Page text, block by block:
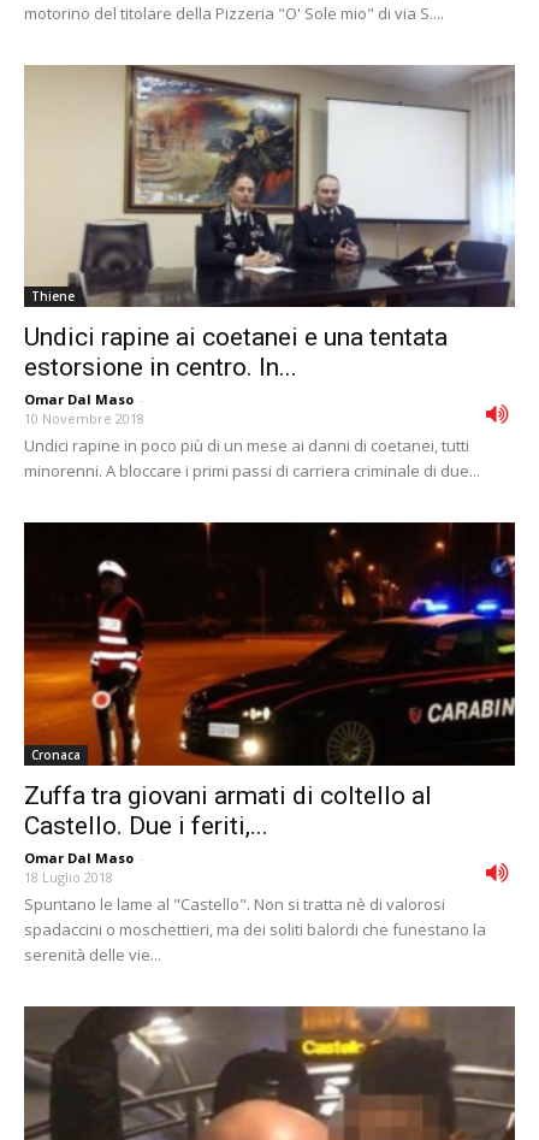
motorino del titolare della Pizzeria "O' Sole mio" di via S....
Thiene
Undici rapine ai coetanei e una tentata
estorsione in centro. In...
Omar Dal Maso -
10 Novembre 2018
Undici rapine in poco più di un mese ai danni di coetanei, tutti
minorenni. A bloccare i primi passi di carriera criminale di due...
Cronaca
Zuffa tra giovani armati di coltello al
Castello. Due i feriti,...
Omar Dal Maso -
18 Luglio 2018
Spuntano le lame al "Castello". Non si tratta nè di valorosi
spadaccini o moschettieri, ma dei soliti balordi che funestano la
serenità delle vie...